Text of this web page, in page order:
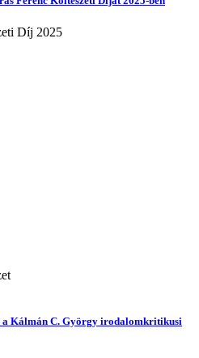
Díj 2025
a Kálmán C. György irodalomkritikusi